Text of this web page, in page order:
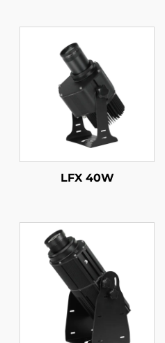
LFX 40W